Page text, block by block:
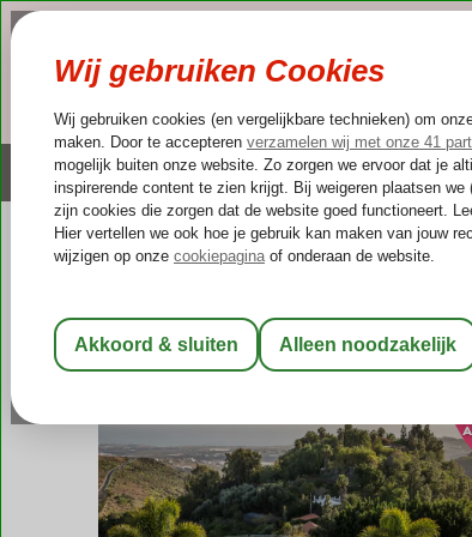
NAZOMER LAST MINUTES
Altijd inclusief huurauto Kleinschalige
Casa León Royal Retreat
Halfpension-Hotel